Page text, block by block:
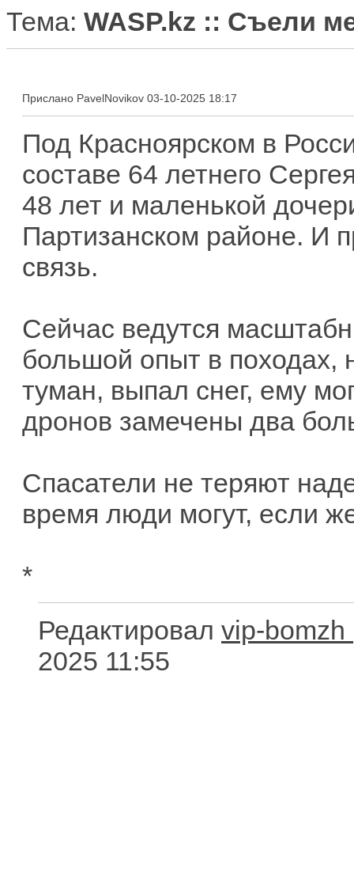
Тема: WASP.kz :: Съели
Прислано PavelNovikov 03-10-2025 18:17
Под Красноярском в
составе 64 летнего
48 лет и маленькой
Партизанском районе. И
связь.
Сейчас ведутся
большой опыт в походах,
туман, выпал снег, ему
дронов замечены два
Спасатели не теряют
время люди могут, если
*
Редактировал vip-bomzh
2025 11:55